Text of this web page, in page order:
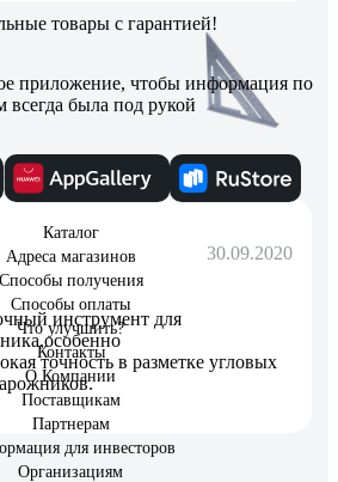
30.09.2020
инструмент для
точность в разметке угловых
товары с гарантией!
приложение, чтобы информация по
всегда была под рукой
Каталог
Адреса магазинов
Способы получения
Способы оплаты
Что улучшить?
Контакты
О Компании
Поставщикам
Партнерам
для инвесторов
Организациям